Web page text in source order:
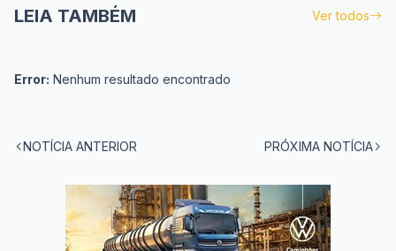
LEIA TAMBÉM Ver todos
Error: Nenhum resultado encontrado
NOTÍCIA ANTERIOR PRÓXIMA NOTÍCIA